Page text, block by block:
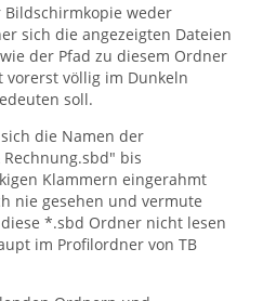
weder
sich die angezeigten Dateien
der Pfad zu diesem Ordner
völlig im Dunkeln
soll.
die Namen der
bis
Klammern eingerahmt
nie gesehen und vermute
*.sbd Ordner nicht lesen
im Profilordner von TB